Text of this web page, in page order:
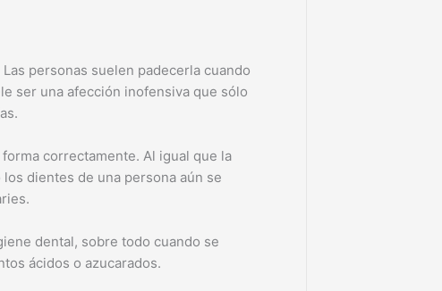
Las personas suelen padecerla cuando
ser una afección inofensiva que sólo
correctamente. Al igual que la
dientes de una persona aún se
dental, sobre todo cuando se
ácidos o azucarados.